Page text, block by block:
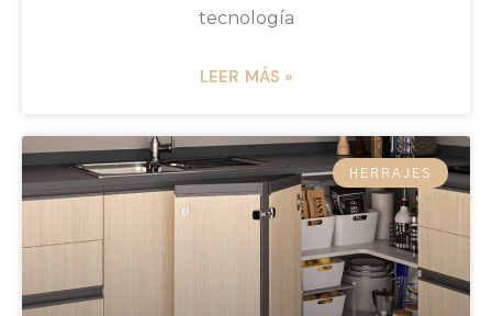
tecnología
LEER MÁS »
HERRAJES